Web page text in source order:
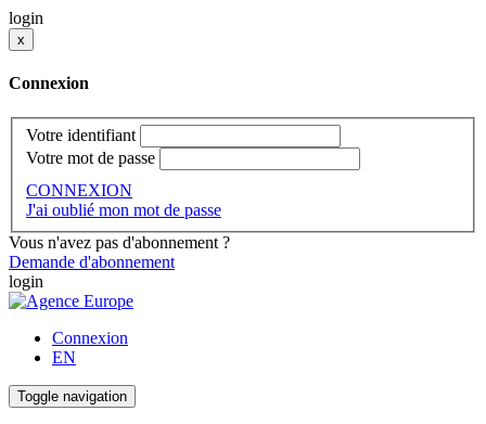
login
x
Connexion
Votre identifiant
Votre mot de passe
CONNEXION
J'ai oublié mon mot de passe
Vous n'avez pas d'abonnement ?
Demande d'abonnement
login
Connexion
EN
Toggle navigation